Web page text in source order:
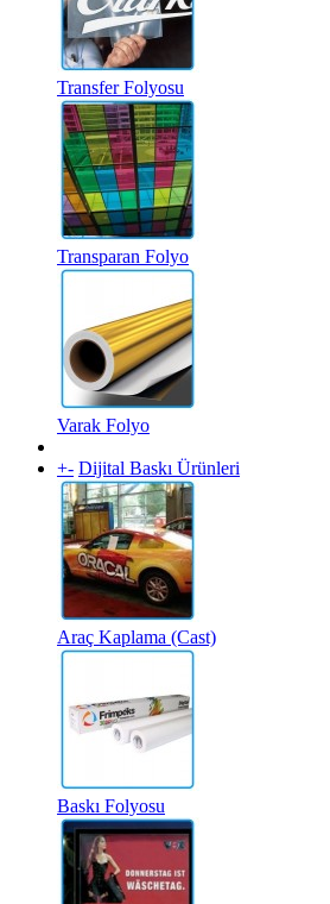
Transfer Folyosu
Transparan Folyo
Varak Folyo
+- Dijital Baskı Ürünleri
Araç Kaplama (Cast)
Baskı Folyosu